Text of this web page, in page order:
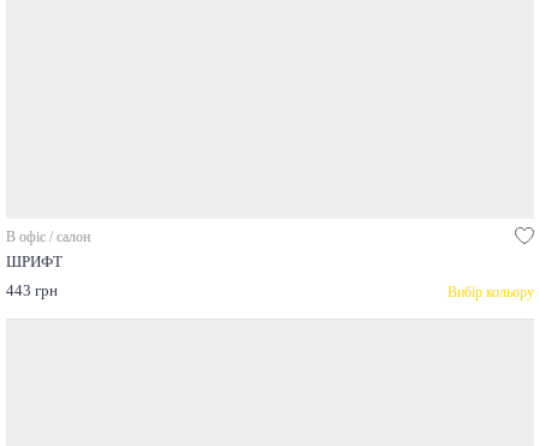
В офіс / салон
ШРИФТ
443 грн
Вибір кольору